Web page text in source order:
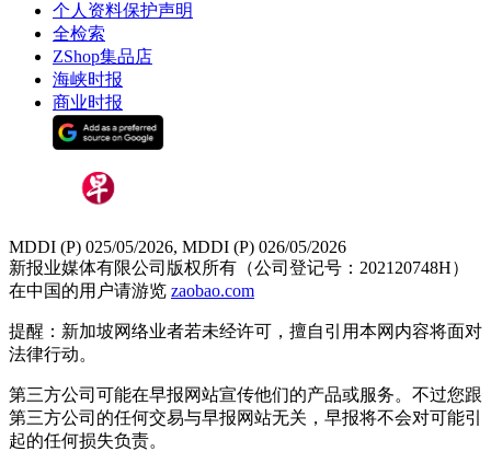
个人资料保护声明
全检索
ZShop集品店
海峡时报
商业时报
MDDI (P) 025/05/2026, MDDI (P) 026/05/2026
新报业媒体有限公司版权所有（公司登记号：202120748H）
在中国的用户请游览 zaobao.com
提醒：新加坡网络业者若未经许可，擅自引用本网内容将面对
法律行动。
第三方公司可能在早报网站宣传他们的产品或服务。不过您跟
第三方公司的任何交易与早报网站无关，早报将不会对可能引
起的任何损失负责。